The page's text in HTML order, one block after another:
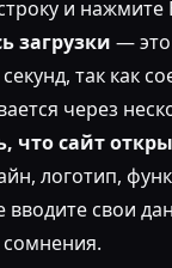
и нажмите
загрузки —
так как
через
что сайт
логотип,
вводите свои